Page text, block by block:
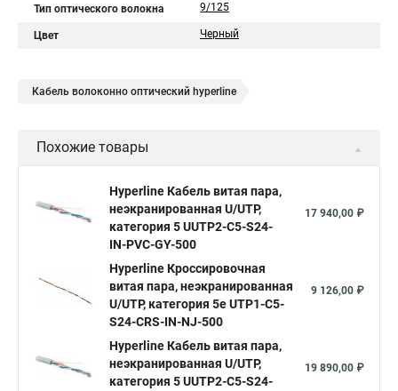
Тип оптического волокна 9/125
Цвет Черный
Кабель волоконно оптический hyperline
Похожие товары
Hyperline Кабель витая пара,
неэкранированная U/UTP,
категория 5 UUTP2-C5-S24-
IN-PVC-GY-500
17 940,00 ₽
Hyperline Кроссировочная
витая пара, неэкранированная
U/UTP, категория 5e UTP1-C5-
S24-CRS-IN-NJ-500
9 126,00 ₽
Hyperline Кабель витая пара,
неэкранированная U/UTP,
категория 5 UUTP2-C5-S24-
19 890,00 ₽